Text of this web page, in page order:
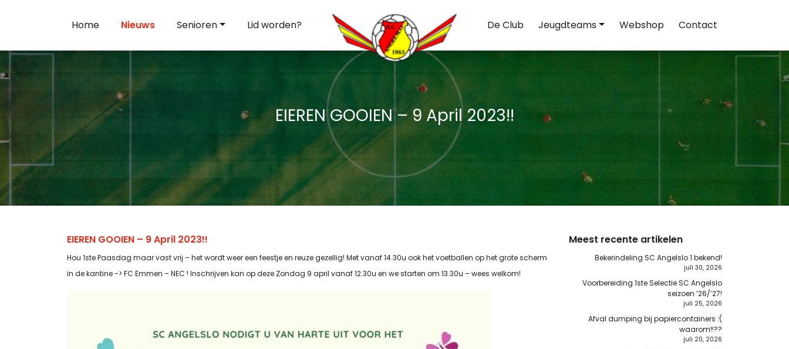
Home Nieuws Senioren Lid worden? De Club Jeugdteams Webshop Contact
EIEREN GOOIEN – 9 April 2023!!
EIEREN GOOIEN – 9 April 2023!!
Hou 1ste Paasdag maar vast vrij – het wordt weer een feestje en reuze gezellig! Met vanaf 14.30u ook het voetballen op het grote scherm
in de kantine -> FC Emmen – NEC ! Inschrijven kan op deze Zondag 9 april vanaf 12.30u en we starten om 13.30u – wees welkom!
Meest recente artikelen
Bekerindeling SC Angelslo 1 bekend!
juli 30, 2026
Voorbereiding 1ste Selectie SC Angelslo
seizoen ’26/’27!
juli 25, 2026
Afval dumping bij papiercontainers :(
waarom!!??
juli 20, 2026